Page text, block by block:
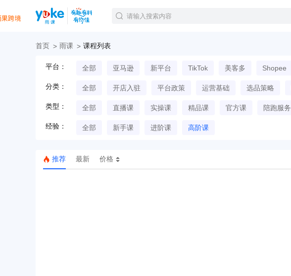
首页 雨课 课程列表
平台： 全部 亚马逊 新平台 TikTok 美客多 Shopee
分类： 全部 开店入驻 平台政策 运营基础 选品策略
类型： 全部 直播课 实操课 精品课 官方课 陪跑服务
经验： 全部 新手课 进阶课 高阶课
推荐 最新 价格